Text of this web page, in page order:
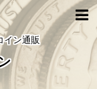
イン通販